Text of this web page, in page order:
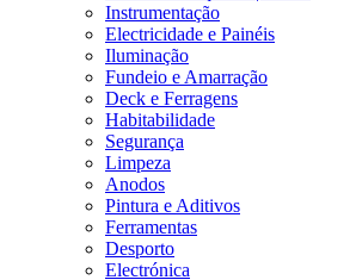
Instrumentação
Electricidade e Painéis
Iluminação
Fundeio e Amarração
Deck e Ferragens
Habitabilidade
Segurança
Limpeza
Anodos
Pintura e Aditivos
Ferramentas
Desporto
Electrónica